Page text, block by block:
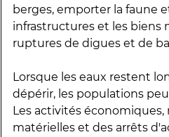
berges, emporter la faune
infrastructures et les biens
ruptures de digues et de
Lorsque les eaux restent
dépérir, les populations
Les activités
matérielles et des arrêts